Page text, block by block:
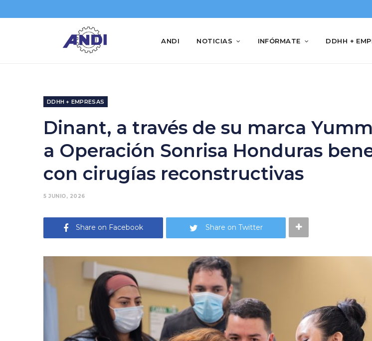
ANDI NOTICIAS INFÓRMATE DDHH +
DDHH + EMPRESAS
Dinant, a través de su marca
a Operación Sonrisa Honduras
con cirugías reconstructivas
5 JUNIO, 2026
Share on Facebook Share on Twitter